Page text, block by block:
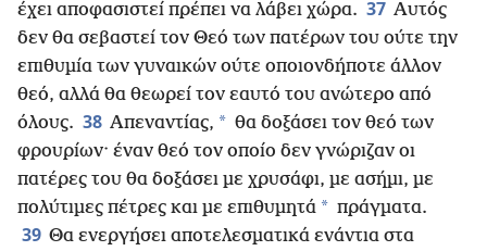
έχει αποφασιστεί πρέπει να λάβει χώρα. 37 Αυτός
δεν θα σεβαστεί τον Θεό των πατέρων του ούτε την
επιθυμία των γυναικών ούτε οποιονδήποτε άλλον
θεό, αλλά θα θεωρεί τον εαυτό του ανώτερο από
όλους. 38 Απεναντίας, * θα δοξάσει τον θεό των
φρουρίων· έναν θεό τον οποίο δεν γνώριζαν οι
πατέρες του θα δοξάσει με χρυσάφι, με ασήμι, με
πολύτιμες πέτρες και με επιθυμητά * πράγματα.
39 Θα ενεργήσει αποτελεσματικά ενάντια στα